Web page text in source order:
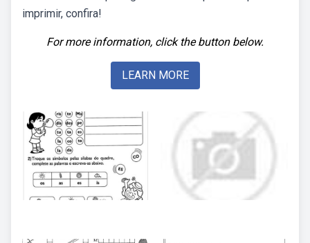
imprimir, confira!
For more information, click the button below.
LEARN MORE